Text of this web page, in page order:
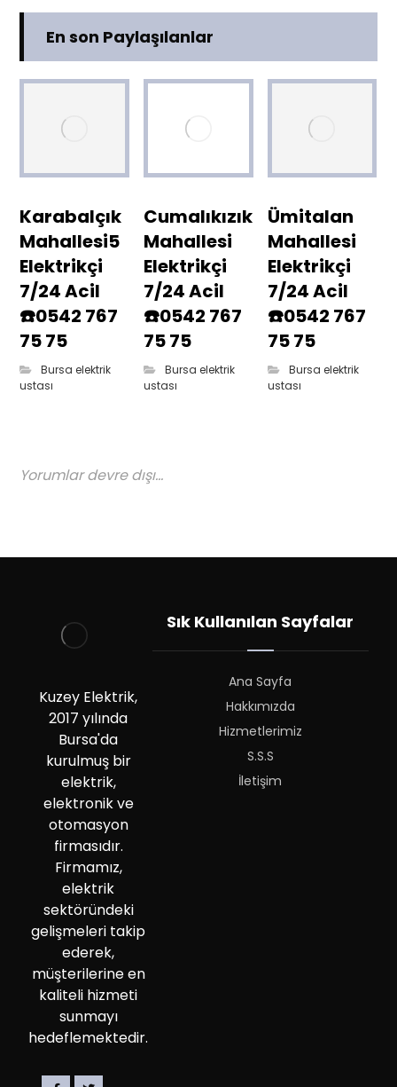
En son Paylaşılanlar
Karabalçık
Mahallesi5
Elektrikçi
7/24 Acil
☎️0542 767
75 75
Bursa elektrik
ustası
Cumalıkızık
Mahallesi
Elektrikçi
7/24 Acil
☎️0542 767
75 75
Bursa elektrik
ustası
Ümitalan
Mahallesi
Elektrikçi
7/24 Acil
☎️0542 767
75 75
Bursa elektrik
ustası
Yorumlar devre dışı...
Kuzey Elektrik,
2017 yılında
Bursa'da
kurulmuş bir
elektrik,
elektronik ve
otomasyon
firmasıdır.
Firmamız,
elektrik
sektöründeki
gelişmeleri takip
ederek,
müşterilerine en
kaliteli hizmeti
sunmayı
hedeflemektedir.
Sık Kullanılan Sayfalar
Ana Sayfa
Hakkımızda
Hizmetlerimiz
S.S.S
İletişim